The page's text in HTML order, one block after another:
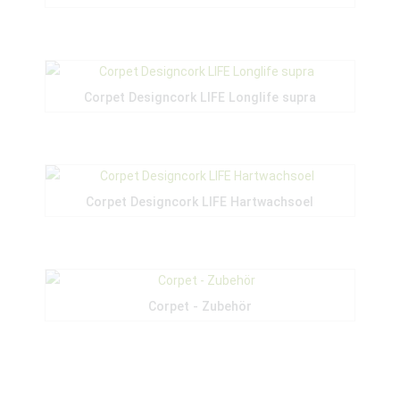
Corpet Designcork LIFE Longlife supra
Corpet Designcork LIFE Hartwachsoel
Corpet - Zubehör